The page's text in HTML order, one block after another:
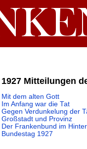
1927 Mitteilungen
Mit dem alten Gott
Im Anfang war die Tat
Gegen Verdunkelung der
Großstadt und Provinz
Der Frankenbund im
Bundestag 1927